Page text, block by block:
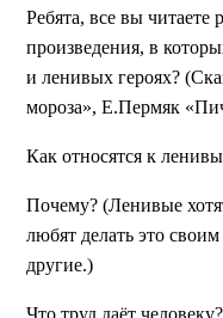
Ребята, все вы читаете
произведения, в
и ленивых героях?
мороза», Е.Пермяк
Как относятся к
Почему? (Ленивые
любят делать это
другие.)
Что труд даёт человеку?